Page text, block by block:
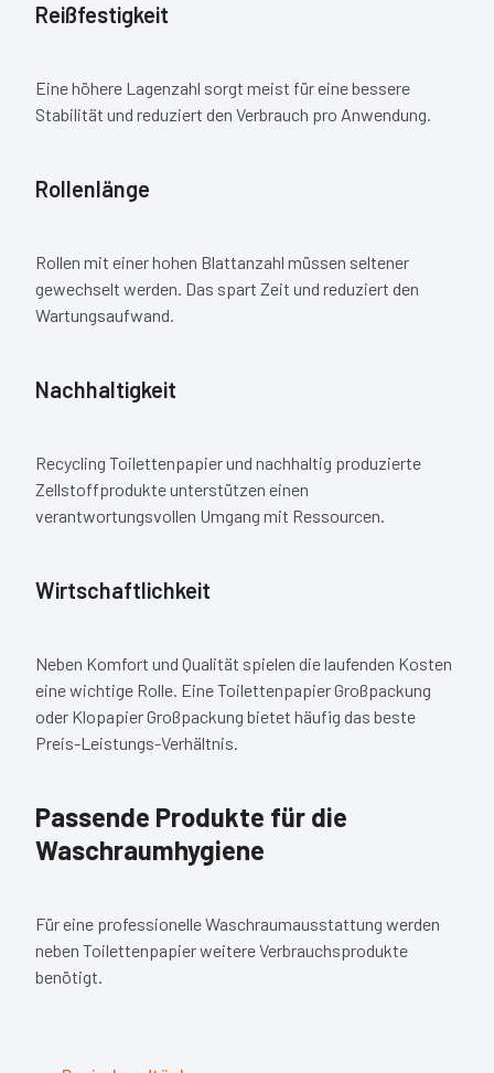
Reißfestigkeit
Eine höhere Lagenzahl sorgt meist für eine bessere
Stabilität und reduziert den Verbrauch pro Anwendung.
Rollenlänge
Rollen mit einer hohen Blattanzahl müssen seltener
gewechselt werden. Das spart Zeit und reduziert den
Wartungsaufwand.
Nachhaltigkeit
Recycling Toilettenpapier und nachhaltig produzierte
Zellstoffprodukte unterstützen einen
verantwortungsvollen Umgang mit Ressourcen.
Wirtschaftlichkeit
Neben Komfort und Qualität spielen die laufenden Kosten
eine wichtige Rolle. Eine Toilettenpapier Großpackung
oder Klopapier Großpackung bietet häufig das beste
Preis-Leistungs-Verhältnis.
Passende Produkte für die
Waschraumhygiene
Für eine professionelle Waschraumausstattung werden
neben Toilettenpapier weitere Verbrauchsprodukte
benötigt.